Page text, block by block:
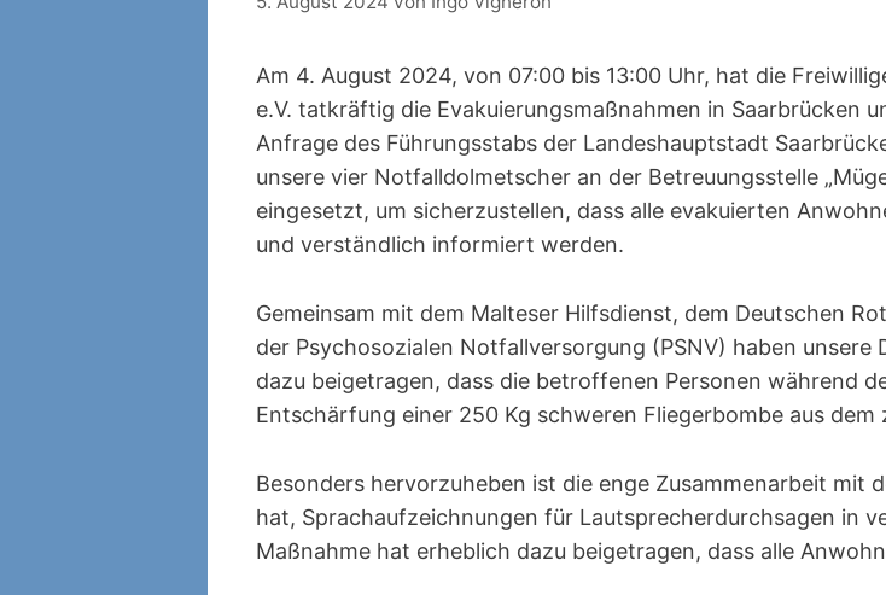
Am 4. August 2024, von 07:00 bis 13:00 Uhr, hat die
e.V. tatkräftig die Evakuierungsmaßnahmen in Saarbrücken
Anfrage des Führungsstabs der Landeshauptstadt
unsere vier Notfalldolmetscher an der Betreuungsstelle
eingesetzt, um sicherzustellen, dass alle evakuierten
und verständlich informiert werden.
Gemeinsam mit dem Malteser Hilfsdienst, dem Deutschen
der Psychosozialen Notfallversorgung (PSNV) haben unsere
dazu beigetragen, dass die betroffenen Personen während
Entschärfung einer 250 Kg schweren Fliegerbombe aus
Besonders hervorzuheben ist die enge Zusammenarbeit mit
hat, Sprachaufzeichnungen für Lautsprecherdurchsagen in
Maßnahme hat erheblich dazu beigetragen, dass alle